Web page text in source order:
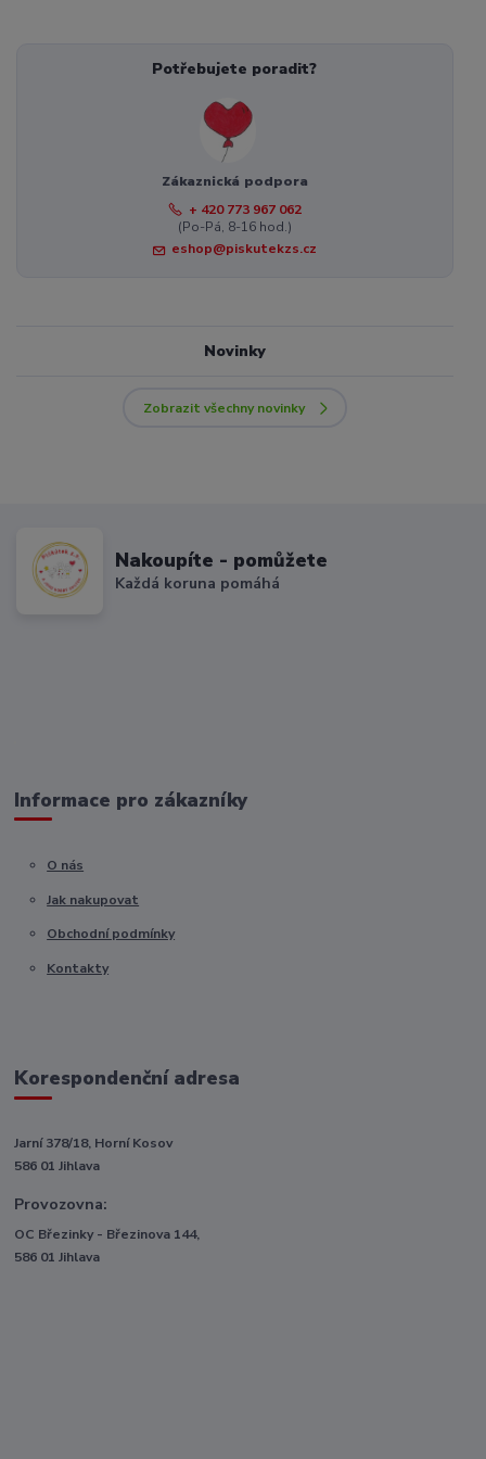
Potřebujete poradit?
Zákaznická podpora
+ 420 773 967 062
(Po-Pá, 8-16 hod.)
eshop@piskutekzs.cz
Novinky
Zobrazit všechny novinky
Nakoupíte - pomůžete
Každá koruna pomáhá
Informace pro zákazníky
O nás
Jak nakupovat
Obchodní podmínky
Kontakty
Korespondenční adresa
Jarní 378/18, Horní Kosov
586 01 Jihlava
Provozovna:
OC Březinky - Březinova 144,
586 01 Jihlava